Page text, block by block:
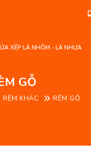
XẾP LÁ NHÔM - LÁ NHỰA
GỖ
RÈM KHÁC RÈM GỖ